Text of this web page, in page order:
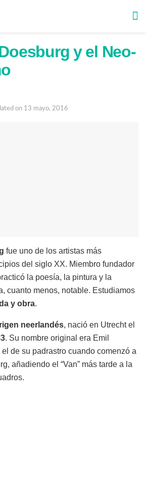
y el Neo-
on 13 mayo, 2016
fue uno de los artistas más
del siglo XX. Miembro fundador
la poesía, la pintura y la
cuanto menos, notable. Estudiamos
y obra.
neerlandés, nació en Utrecht el
. Su nombre original era Emil
de su padrastro cuando comenzó a
añadiendo el “Van” más tarde a la